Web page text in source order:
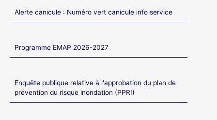
Alerte canicule : Numéro vert canicule info service
Programme EMAP 2026-2027
Enquête publique relative à l'approbation du plan de
prévention du risque inondation (PPRI)